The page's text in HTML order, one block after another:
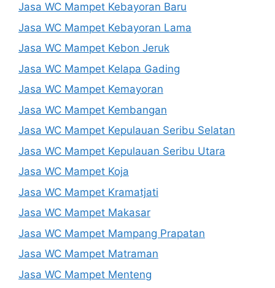
Jasa WC Mampet Kebayoran Baru
Jasa WC Mampet Kebayoran Lama
Jasa WC Mampet Kebon Jeruk
Jasa WC Mampet Kelapa Gading
Jasa WC Mampet Kemayoran
Jasa WC Mampet Kembangan
Jasa WC Mampet Kepulauan Seribu Selatan
Jasa WC Mampet Kepulauan Seribu Utara
Jasa WC Mampet Koja
Jasa WC Mampet Kramatjati
Jasa WC Mampet Makasar
Jasa WC Mampet Mampang Prapatan
Jasa WC Mampet Matraman
Jasa WC Mampet Menteng